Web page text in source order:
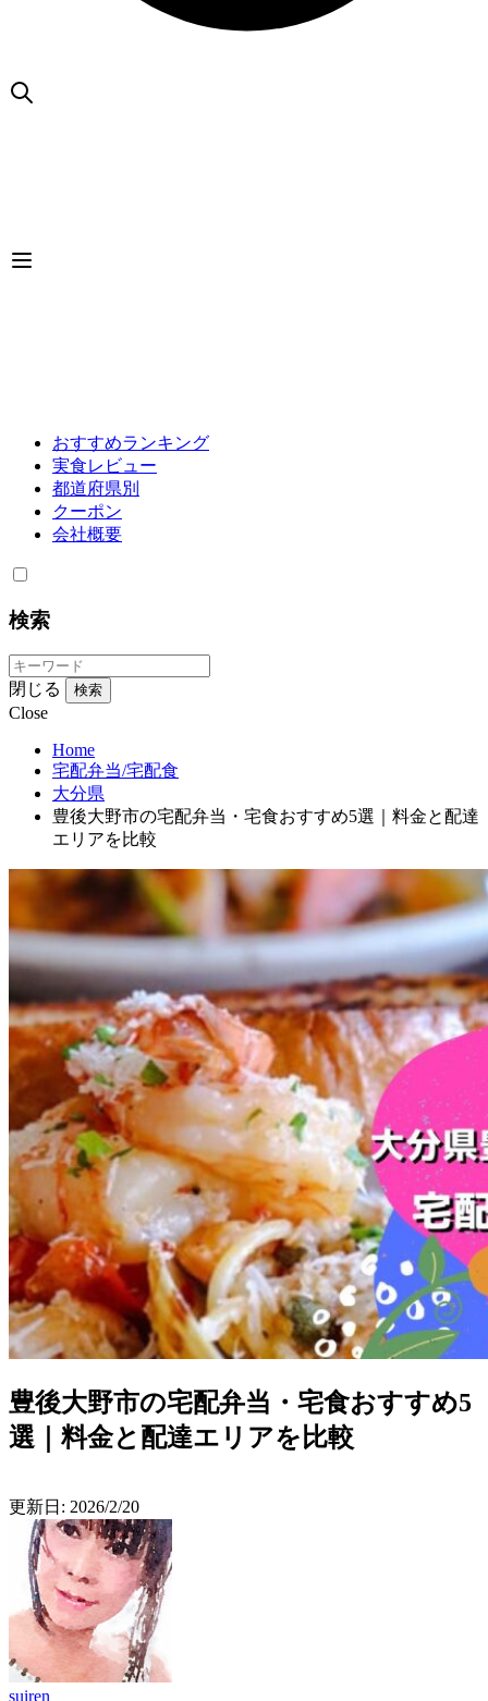
おすすめランキング
実食レビュー
都道府県別
クーポン
会社概要
検索
閉じる 検索
Close
Home
宅配弁当/宅配食
大分県
豊後大野市の宅配弁当・宅食おすすめ5選｜料金と配達
エリアを比較
豊後大野市の宅配弁当・宅食おすすめ5
選｜料金と配達エリアを比較
更新日: 2026/2/20
suiren